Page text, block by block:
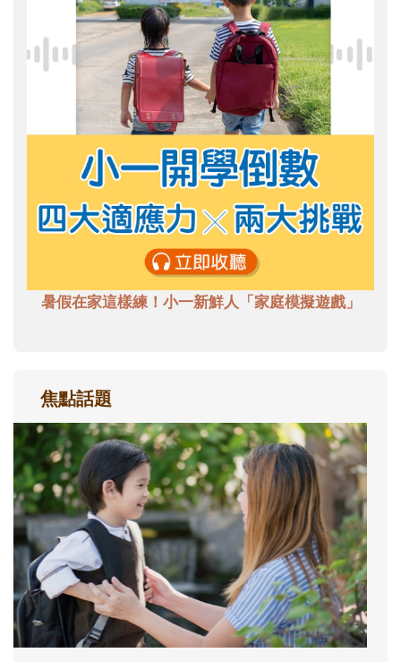
暑假在家這樣練！小一新鮮人「家庭模擬遊戲」
焦點話題